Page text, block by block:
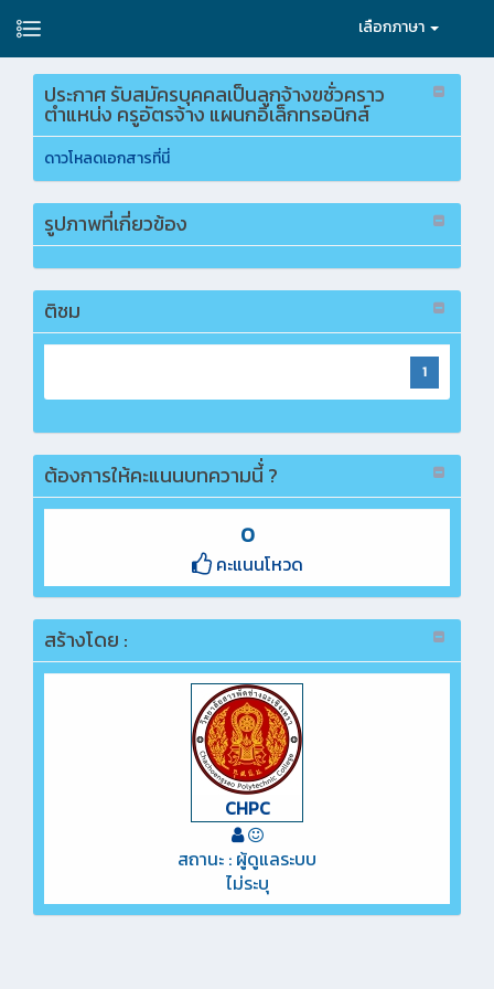
เลือกภาษา
ประกาศ รับสมัครบุคคลเป็นลูกจ้างฃชั่วคราว
ตำแหน่ง ครูอัตรจ้าง แผนกอิเล็กทรอนิกส์
ดาวโหลดเอกสารที่นี่
รูปภาพที่เกี่ยวข้อง
ติชม
1
ต้องการให้คะแนนบทความนี้่ ?
0
คะแนนโหวด
สร้างโดย :
CHPC
สถานะ : ผู้ดูแลระบบ
ไม่ระบุ